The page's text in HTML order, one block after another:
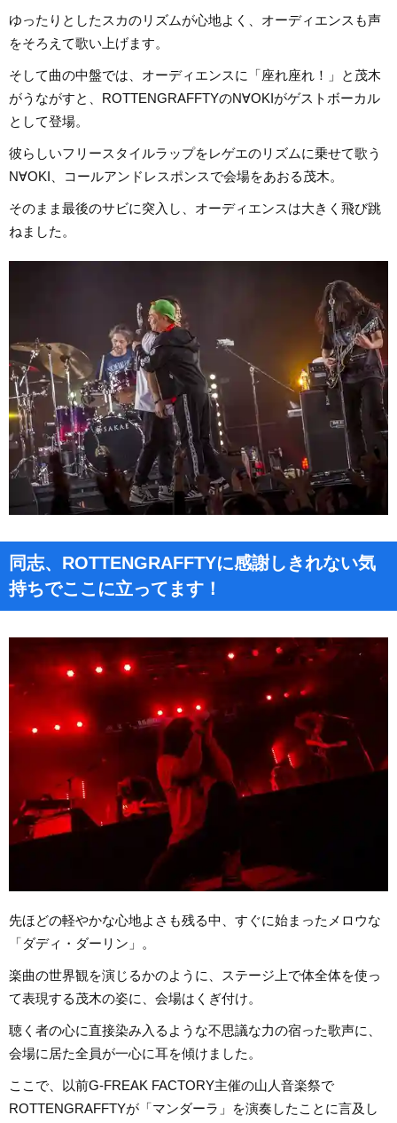
ゆったりとしたスカのリズムが心地よく、オーディエンスも声
をそろえて歌い上げます。
そして曲の中盤では、オーディエンスに「座れ座れ！」と茂木
がうながすと、ROTTENGRAFFTYのN∀OKIがゲストボーカル
として登場。
彼らしいフリースタイルラップをレゲエのリズムに乗せて歌う
N∀OKI、コールアンドレスポンスで会場をあおる茂木。
そのまま最後のサビに突入し、オーディエンスは大きく飛び跳
ねました。
同志、ROTTENGRAFFTYに感謝しきれない気
持ちでここに立ってます！
先ほどの軽やかな心地よさも残る中、すぐに始まったメロウな
「ダディ・ダーリン」。
楽曲の世界観を演じるかのように、ステージ上で体全体を使っ
て表現する茂木の姿に、会場はくぎ付け。
聴く者の心に直接染み入るような不思議な力の宿った歌声に、
会場に居た全員が一心に耳を傾けました。
ここで、以前G-FREAK FACTORY主催の山人音楽祭で
ROTTENGRAFFTYが「マンダーラ」を演奏したことに言及し